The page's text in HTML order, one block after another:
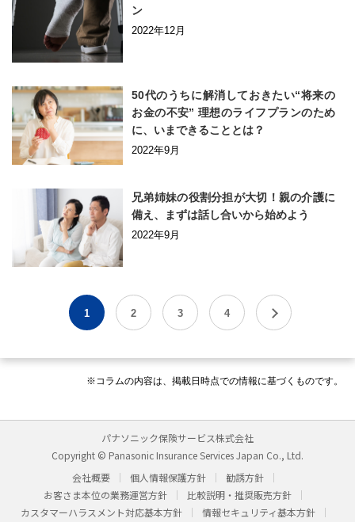
ン
2022年12月
50代のうちに解消しておきたい“将来の
お金の不安” 理想のライフプランのため
に、いまできることとは？
2022年9月
兄弟姉妹の役割分担が大切！親の介護に
備え、まずは話し合いから始めよう
2022年9月
1 2 3 4
※コラムの内容は、掲載日時点での情報に基づくものです。
パナソニック保険サービス株式会社
Copyright © Panasonic Insurance Services Japan Co., Ltd.
会社概要
個人情報保護方針
勧誘方針
お客さま本位の業務運営方針
比較説明・推奨販売方針
カスタマーハラスメント対応基本方針
情報セキュリティ基本方針